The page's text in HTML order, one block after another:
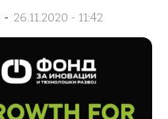
- 26.11.2020 - 11:42